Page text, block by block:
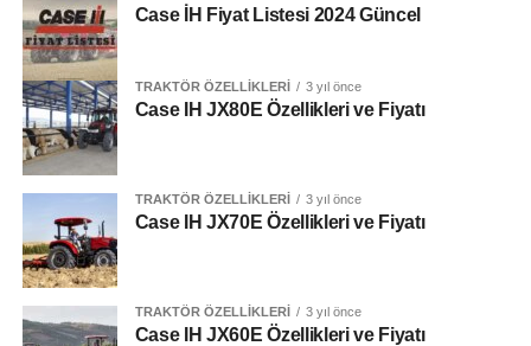
Case İH Fiyat Listesi 2024 Güncel
TRAKTÖR ÖZELLIKLERI 3 yıl önce
Case IH JX80E Özellikleri ve Fiyatı
TRAKTÖR ÖZELLIKLERI 3 yıl önce
Case IH JX70E Özellikleri ve Fiyatı
TRAKTÖR ÖZELLIKLERI 3 yıl önce
Case IH JX60E Özellikleri ve Fiyatı